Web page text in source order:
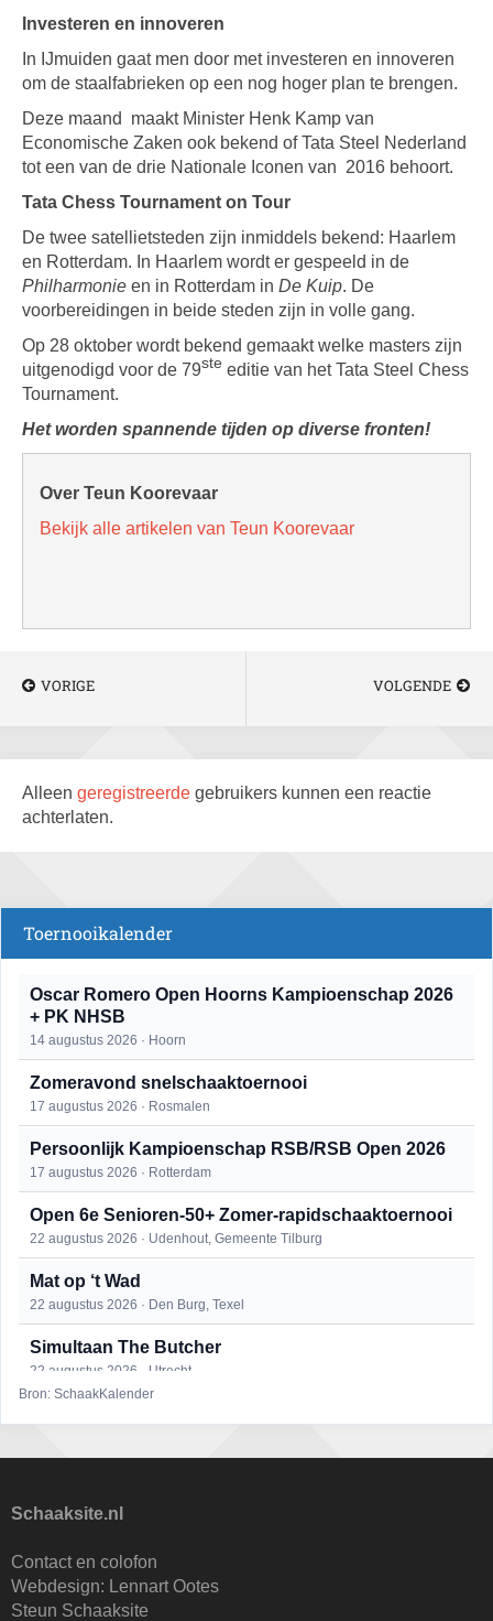
Investeren en innoveren
In IJmuiden gaat men door met investeren en innoveren
om de staalfabrieken op een nog hoger plan te brengen.
Deze maand maakt Minister Henk Kamp van
Economische Zaken ook bekend of Tata Steel Nederland
tot een van de drie Nationale Iconen van 2016 behoort.
Tata Chess Tournament on Tour
De twee satellietsteden zijn inmiddels bekend: Haarlem
en Rotterdam. In Haarlem wordt er gespeeld in de
Philharmonie en in Rotterdam in De Kuip. De
voorbereidingen in beide steden zijn in volle gang.
Op 28 oktober wordt bekend gemaakt welke masters zijn
uitgenodigd voor de 79ste editie van het Tata Steel Chess
Tournament.
Het worden spannende tijden op diverse fronten!
Over Teun Koorevaar
Bekijk alle artikelen van Teun Koorevaar
VORIGE VOLGENDE
Alleen geregistreerde gebruikers kunnen een reactie
achterlaten.
Toernooikalender
Oscar Romero Open Hoorns Kampioenschap 2026
+ PK NHSB
14 augustus 2026 · Hoorn
Zomeravond snelschaaktoernooi
17 augustus 2026 · Rosmalen
Persoonlijk Kampioenschap RSB/RSB Open 2026
17 augustus 2026 · Rotterdam
Open 6e Senioren-50+ Zomer-rapidschaaktoernooi
22 augustus 2026 · Udenhout, Gemeente Tilburg
Mat op ‘t Wad
22 augustus 2026 · Den Burg, Texel
Simultaan The Butcher
22 augustus 2026 · Utrecht
25 augustus 2026 · Bunschoten-Spakenburg
27 augustus 2026 · Delft
KC Open
Bron: SchaakKalender
Schaaksite.nl
Contact en colofon
Webdesign: Lennart Ootes
Steun Schaaksite